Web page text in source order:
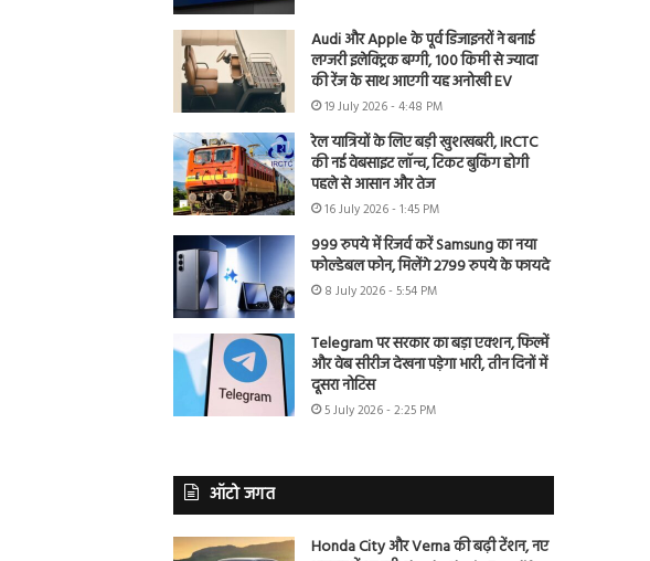
Audi और Apple के पूर्व डिजाइनरों ने बनाई
लग्जरी इलेक्ट्रिक बग्गी, 100 किमी से ज्यादा
की रेंज के साथ आएगी यह अनोखी EV
19 July 2026 - 4:48 PM
रेल यात्रियों के लिए बड़ी खुशखबरी, IRCTC
की नई वेबसाइट लॉन्च, टिकट बुकिंग होगी
पहले से आसान और तेज
16 July 2026 - 1:45 PM
999 रुपये में रिजर्व करें Samsung का नया
फोल्डेबल फोन, मिलेंगे 2799 रुपये के फायदे
8 July 2026 - 5:54 PM
Telegram पर सरकार का बड़ा एक्शन, फिल्में
और वेब सीरीज देखना पड़ेगा भारी, तीन दिनों में
दूसरा नोटिस
5 July 2026 - 2:25 PM
ऑटो जगत
Honda City और Verna की बढ़ी टेंशन, नए